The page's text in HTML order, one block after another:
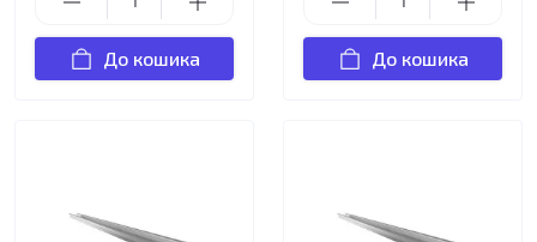
До кошика До кошика